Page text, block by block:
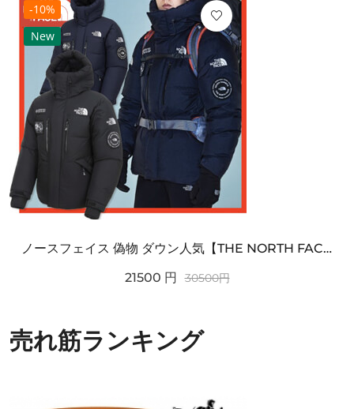
-10%
New
ノースフェイス 偽物 ダウン人気【THE NORTH FACE】M'S 7 SUMMIT HIM...
21500 円 30500円
売れ筋ランキング